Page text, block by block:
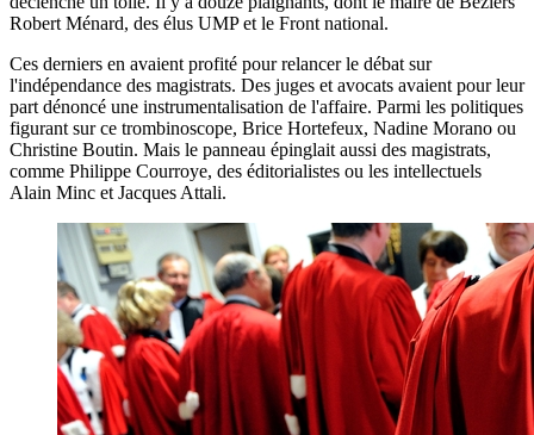
Robert Ménard, des élus UMP et le Front national.
Ces derniers en avaient profité pour relancer le débat sur
l'indépendance des magistrats. Des juges et avocats avaient pour leur
part dénoncé une instrumentalisation de l'affaire. Parmi les politiques
figurant sur ce trombinoscope, Brice Hortefeux, Nadine Morano ou
Christine Boutin. Mais le panneau épinglait aussi des magistrats,
comme Philippe Courroye, des éditorialistes ou les intellectuels
Alain Minc et Jacques Attali.